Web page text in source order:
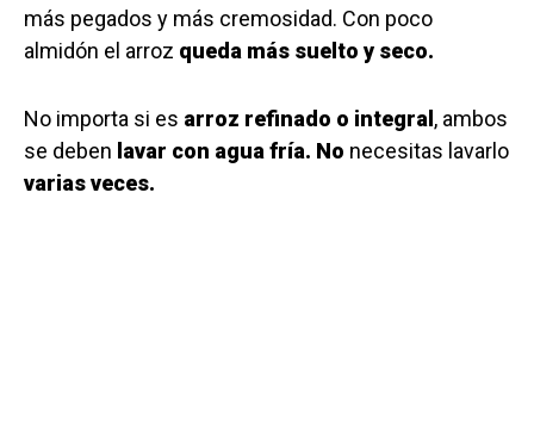
más pegados y más cremosidad. Con poco
almidón el arroz queda más suelto y seco.
No importa si es arroz refinado o integral , ambos
se deben lavar con agua fría. No necesitas lavarlo
varias veces.